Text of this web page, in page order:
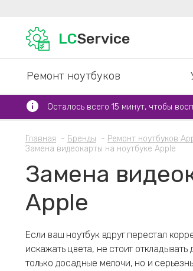
LCService
Ремонт ноутбуков
Осталось всего 15 минут, чтобы
Главная Бренды Ремонт ноутбуков
Замена видеокарты на ноутбуке Apple
Замена
Apple
Если ваш ноутбук вдруг перестал
искажать цвета, не стоит
только досадные мелочи, но и